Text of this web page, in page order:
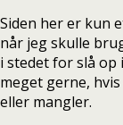
Siden her er kun
når jeg skulle
i stedet for slå op
meget gerne,
eller mangler.